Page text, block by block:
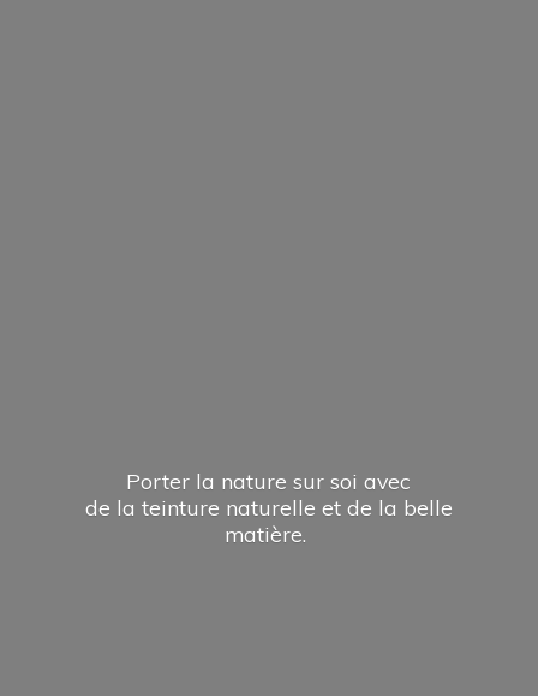
Porter la nature sur soi avec
de la teinture naturelle et de la belle
matière.